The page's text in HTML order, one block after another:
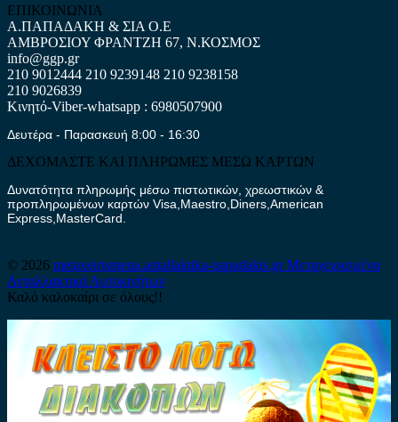
ΕΠΙΚΟΙΝΩΝΙΑ
Α.ΠΑΠΑΔΑΚΗ & ΣΙΑ Ο.Ε
ΑΜΒΡΟΣΙΟΥ ΦΡΑΝΤΖΗ 67, Ν.ΚΟΣΜΟΣ
info@ggp.gr
210 9012444 210 9239148 210 9238158
210 9026839
Κινητό-Viber-whatsapp : 6980507900
Δευτέρα - Παρασκευή 8:00 - 16:30
ΔΕΧΟΜΑΣΤΕ ΚΑΙ ΠΛΗΡΩΜΕΣ ΜΕΣΩ ΚΑΡΤΩΝ
Δυνατότητα πληρωμής μέσω πιστωτικών, χρεωστικών &
προπληρωμένων καρτών Visa,Maestro,Diners,American
Express,MasterCard.
© 2026 metaxeirismena.antallaktika-papadakis.grΜεταχειρισμένα
Ανταλλακτικά Αυτοκινήτων
Καλό καλοκαίρι σε όλους!!